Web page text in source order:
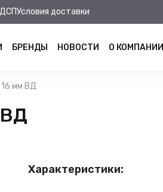
Условия доставки
БРЕНДЫ НОВОСТИ О КОМПАНИИ
мм ВД
Характеристики: